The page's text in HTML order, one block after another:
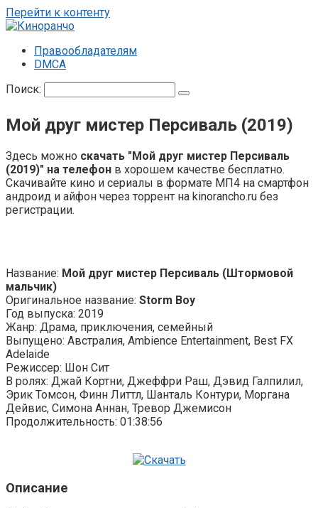
Перейти к контенту
Правообладателям
DMCA
Поиск:
Мой друг мистер Персиваль (2019)
Здесь можно скачать "Мой друг мистер Персиваль
(2019)" на телефон в хорошем качестве бесплатно.
Скачивайте кино и сериалы в формате МП4 на смартфон
андроид и айфон через торрент на kinorancho.ru без
регистрации.
Название: Мой друг мистер Персиваль (Штормовой
мальчик)
Оригинальное название: Storm Boy
Год выпуска: 2019
Жанр: Драма, приключения, семейный
Выпущено: Австралия, Ambience Entertainment, Best FX
Adelaide
Режиссер: Шон Сит
В ролях: Джай Кортни, Джеффри Раш, Дэвид Галпилил,
Эрик Томсон, Финн Литтл, Шанталь Контури, Моргана
Дейвис, Симона Аннан, Тревор Джемисон
Продолжительность: 01:38:56
Описание